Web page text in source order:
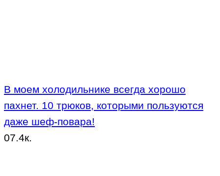
В моем холодильнике всегда хорошо
пахнет. 10 трюков, которыми пользуются
даже шеф-повара!
07.4к.